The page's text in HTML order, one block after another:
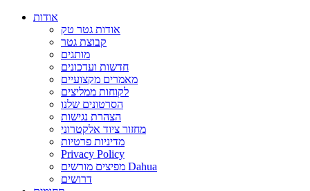
אודות
אודות גטר טק
קבוצת גטר
מותגים
חדשות ועדכונים
מאמרים מקצועיים
לקוחות ממליצים
הסרטונים שלנו
הצהרת נגישות
מחזור ציוד אלקטרוני
מדיניות פרטיות
Privacy Policy
מפיצים מורשים Dahua
דרושים